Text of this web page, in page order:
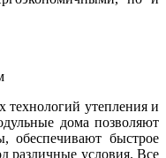
утепления и
дома позволяют
обеспечивают быстрое
различные условия. Все